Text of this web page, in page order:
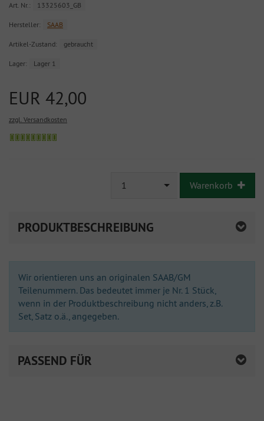
Art. Nr.: 13325603_GB
Hersteller: SAAB
Artikel-Zustand: gebraucht
Lager: Lager 1
EUR 42,00
zzgl. Versandkosten
1 Warenkorb
PRODUKTBESCHREIBUNG
Wir orientieren uns an originalen SAAB/GM
Teilenummern. Das bedeutet immer je Nr. 1 Stück,
wenn in der Produktbeschreibung nicht anders, z.B.
Set, Satz o.ä., angegeben.
PASSEND FÜR